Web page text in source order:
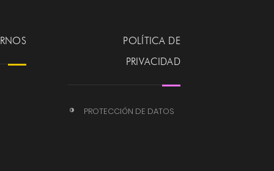
POLÍTICA DE
PRIVACIDAD
PROTECCIÓN DE DATOS